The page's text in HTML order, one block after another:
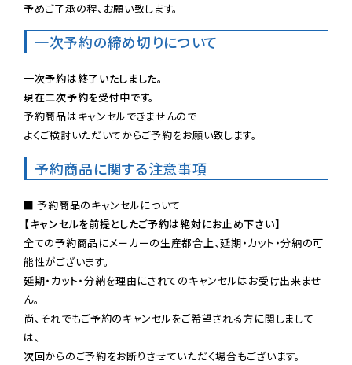
予めご了承の程、お願い致します。
一次予約の締め切りについて
一次予約は終了いたしました。
現在二次予約を受付中です。
予約商品はキャンセルできませんので
よくご検討いただいてからご予約をお願い致します。
予約商品に関する注意事項
【キャンセルを前提としたご予約は絶対にお止め下さい】
全ての予約商品にメーカーの生産都合上、延期・カット・分納の可
能性がございます。
延期・カット・分納を理由にされてのキャンセルはお受け出来ませ
ん。
尚、それでもご予約のキャンセルをご希望される方に関しまして
は、
次回からのご予約をお断りさせていただく場合もございます。